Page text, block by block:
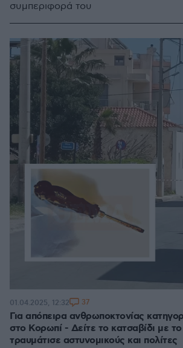
συμπεριφορά του
Για απόπειρα ανθρωποκτονίας
στο Κορωπί - Δείτε το κατσαβίδι με
τραυμάτισε αστυνομικούς και πολίτες
01.04.2025, 12:32 37